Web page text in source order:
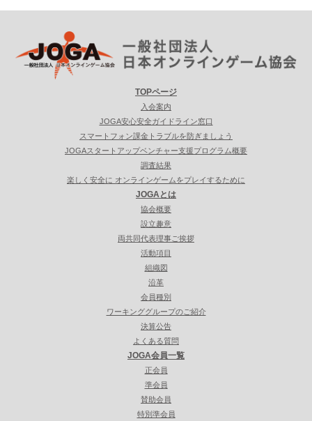
TOPページ
入会案内
JOGA安心安全ガイドライン窓口
スマートフォン課金トラブルを防ぎましょう
JOGAスタートアップベンチャー支援プログラム概要
調査結果
楽しく安全に オンラインゲームをプレイするために
JOGAとは
協会概要
設立趣意
両共同代表理事ご挨拶
活動項目
組織図
沿革
会員種別
ワーキンググループのご紹介
決算公告
よくある質問
JOGA会員一覧
正会員
準会員
賛助会員
特別準会員